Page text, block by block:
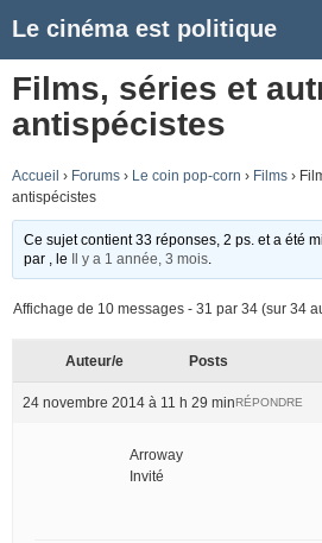
Le cinéma est politique
Films, séries et
antispécistes
Accueil › Forums › Le coin pop-corn › Films ›
antispécistes
Ce sujet contient 33 réponses, 2 ps. et a été
par
, le Il y a 1 année, 3 mois
Affichage de 10 messages - 31 par 34 (sur 34
Auteur/e Posts
24 novembre 2014 à 11 h 29 minRÉPONDRE
Arroway
Invité